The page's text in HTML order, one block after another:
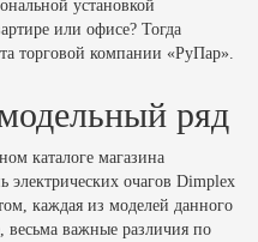
установкой
или офисе? Тогда
торговой компании «РуПар».
ряд
каталоге магазина
электрических очагов Dimplex
каждая из моделей данного
весьма важные различия по